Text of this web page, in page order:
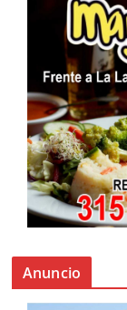
Anuncio